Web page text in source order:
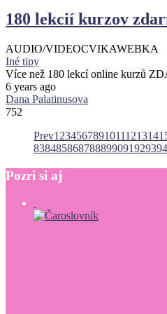
180 lekcií kurzov
AUDIO/VIDEOCVIKAWEBKA
Iné tipy
Více než 180 lekcí online kurzů
6 years ago
Dana Palatinusova
752
Prev1 234567891011121314
838485868788899091929394
Pozri si aj